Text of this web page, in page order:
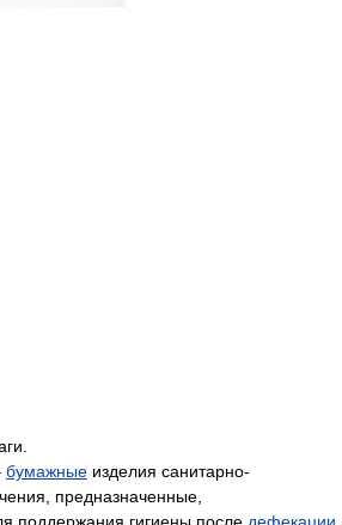
бумажные изделия санитарно-
предназначенные,
поддержания гигиены после дефекации